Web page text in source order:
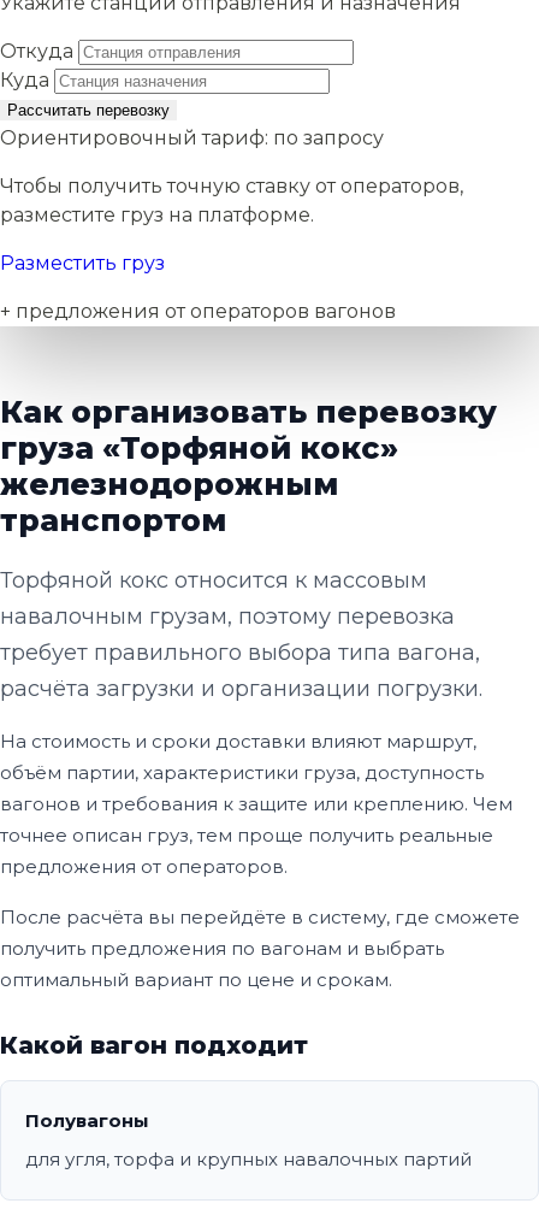
Откуда
Куда
Рассчитать перевозку
Ориентировочный тариф: по запросу
Чтобы получить точную ставку от операторов,
разместите груз на платформе.
Разместить груз
+ предложения от операторов вагонов
Как организовать перевозку
груза «Торфяной кокс»
железнодорожным
транспортом
Торфяной кокс относится к массовым
навалочным грузам, поэтому перевозка
требует правильного выбора типа вагона,
расчёта загрузки и организации погрузки.
На стоимость и сроки доставки влияют маршрут,
объём партии, характеристики груза, доступность
вагонов и требования к защите или креплению. Чем
точнее описан груз, тем проще получить реальные
предложения от операторов.
После расчёта вы перейдёте в систему, где сможете
получить предложения по вагонам и выбрать
оптимальный вариант по цене и срокам.
Какой вагон подходит
Полувагоны
для угля, торфа и крупных навалочных партий